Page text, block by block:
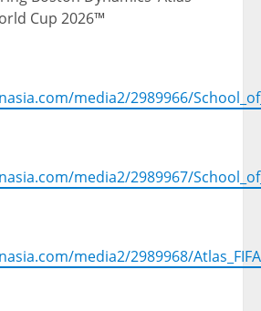
Cup 2026™
media2/2989966/
media2/2989967/
media2/2989968/